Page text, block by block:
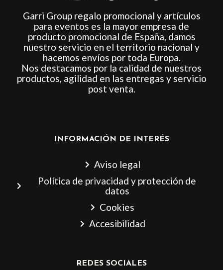
Garri Group regalo promocional y artículos
para eventos es la mayor empresa de
producto promocional de España, damos
nuestro servicio en el territorio nacional y
hacemos envíos por toda Europa.
Nos destacamos por la calidad de nuestros
productos, agilidad en las entregas y servicio
post venta.
INFORMACIÓN DE INTERÉS
Aviso legal
Política de privacidad y protección de
datos
Cookies
Accesibilidad
REDES SOCIALES